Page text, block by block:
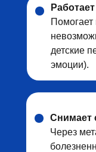
Снимает
Через
Помогает
детские
эмоции).